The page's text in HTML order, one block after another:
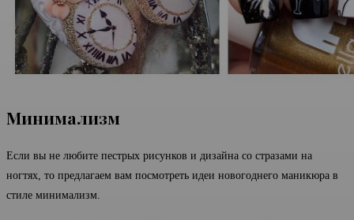
Минимализм
Если вы не любите пестрых рисунков и дизайна со стразами на
ногтях, то предлагаем вам посмотреть идеи новогоднего маникюра в
стиле минимализм.